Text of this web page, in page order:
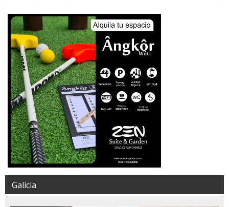
Galicia